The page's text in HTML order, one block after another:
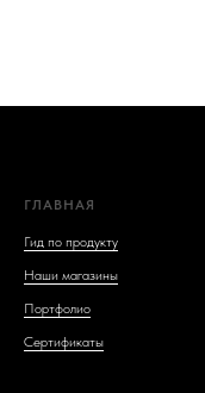
ГЛАВНАЯ
Гид по продукту
Наши магазины
Портфолио
Сертификаты